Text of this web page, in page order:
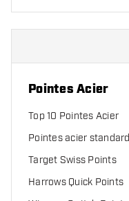
Pointes Acier
Top 10 Pointes Acier
Pointes acier standard
Target Swiss Points
Harrows Quick Points